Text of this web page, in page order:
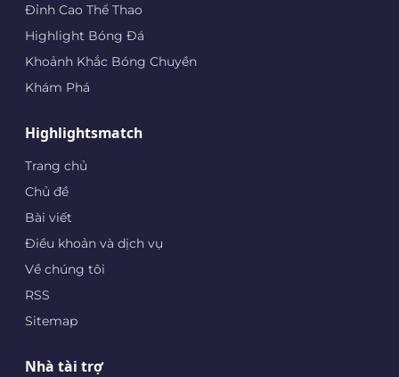
Đỉnh Cao Thể Thao
Highlight Bóng Đá
Khoảnh Khắc Bóng Chuyền
Khám Phá
Highlightsmatch
Trang chủ
Chủ đề
Bài viết
Điều khoản và dịch vụ
Về chúng tôi
RSS
Sitemap
Nhà tài trợ